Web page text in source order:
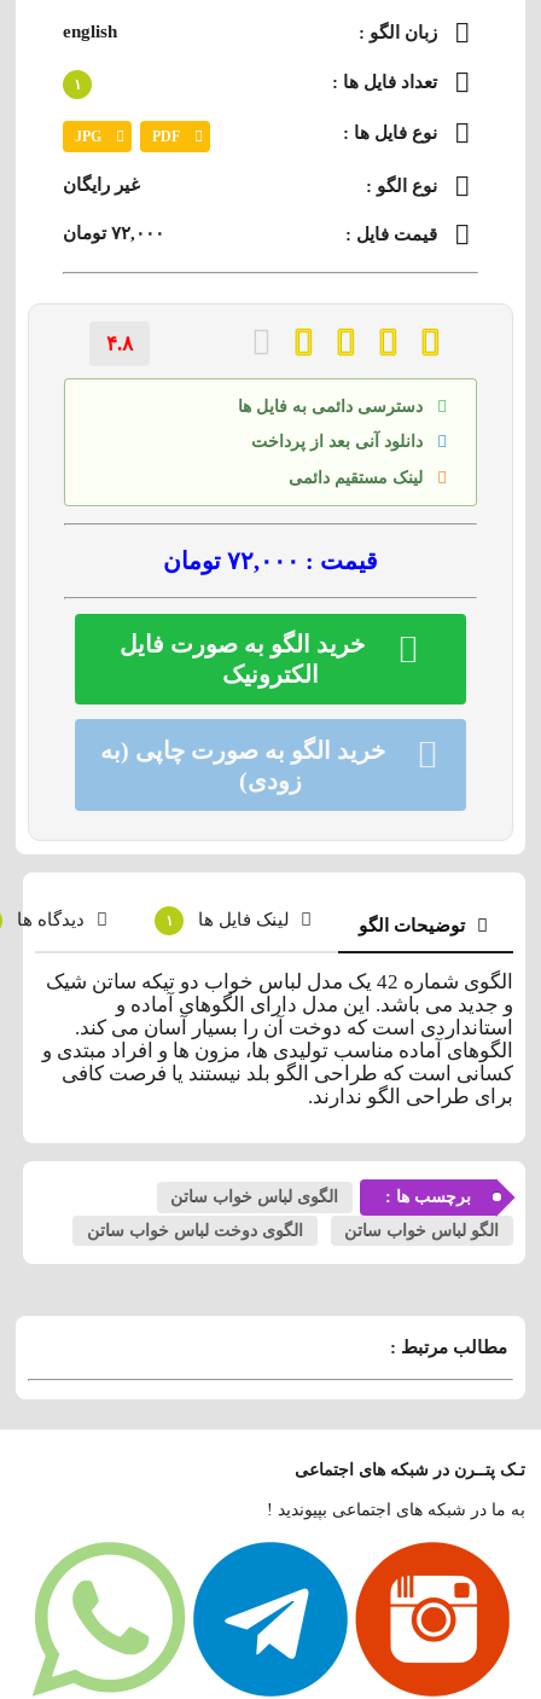
زبان الگو : english
تعداد فایل ها : ۱
نوع فایل ها : JPG
نوع الگو : غیر رایگان
قیمت فایل : ۷۲,۰۰۰ تومان
۴.۸
دسترسی دائمی به فایل ها
دانلود آنی بعد از پرداخت
لینک مستقیم دائمی
قیمت : ۷۲,۰۰۰ تومان
خرید الگو به صورت فایل
الکترونیک
خرید الگو به صورت چاپی (به
زودی)
توضیحات الگو لینک فایل ها ۱ دیدگاه ها
الگوی شماره 42 یک مدل لباس خواب دو تیکه ساتن شیک
و جدید می باشد. این مدل دارای الگوهای آماده و
استانداردی است که دوخت آن را بسیار آسان می کند.
الگوهای آماده مناسب تولیدی ها، مزون ها و افراد مبتدی و
کسانی است که طراحی الگو بلد نیستند یا فرصت کافی
برای طراحی الگو ندارند.
برچسب ها :
الگوی لباس خواب ساتن
الگو لباس خواب ساتن
الگوی دوخت لباس خواب ساتن
مطالب مرتبط :
تـک پتــرن در شبکه های اجتماعی
به ما در شبکه های اجتماعی بپیوندید !